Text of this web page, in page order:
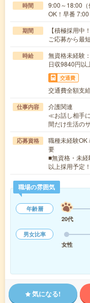
時間
9:00～18:00（
OK！早番
期間
【積極採用中
ご応募から最
時給
無資格未経
日収9840円以
交通費
交通費全額支
仕事内容
介護関連
≪お話し相手
間だけ生活の
応募資格
職種未経験OK
要
■無資格・未
以上採用予定
職場の雰囲気
年齢層
20代
男女比率
女性
気になる!